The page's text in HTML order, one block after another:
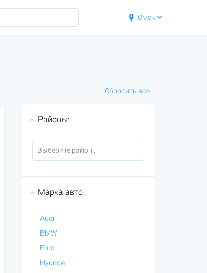
Омск
Сбросить все
Районы:
Марка авто:
Audi
BMW
Ford
Hyundai